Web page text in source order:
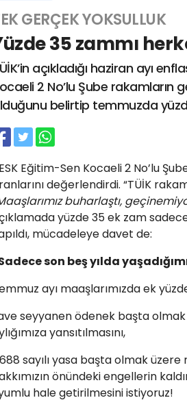
GERÇEK YOKSULLUK
35 zammı
açıkladığı haziran ayı
2 No’lu Şube rakamların
belirtip temmuzda
Eğitim-Sen Kocaeli 2 No’lu
değerlendirdi. “TÜİK
buharlaştı,
yüzde 35 ek zam
mücadeleye davet de:
son beş yılda
ayı maaşlarımızda ek
seyyanen ödenek başta
yansıtılmasını,
sayılı yasa başta olmak
önündeki engellerin
hale getirilmesini istiyoruz!